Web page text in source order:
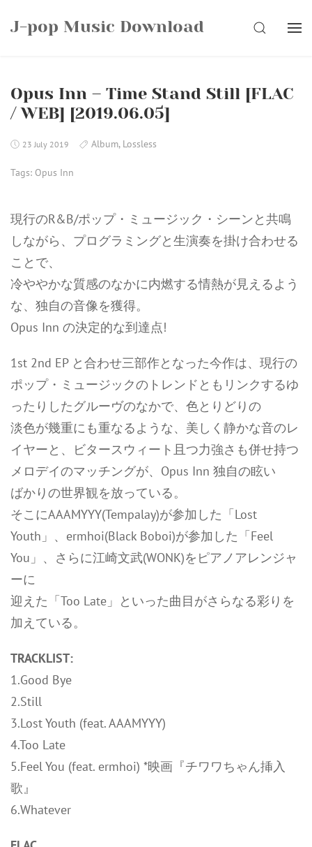
J-pop Music Download SEARCH
Opus Inn – Time Stand Still [FLAC
/ WEB] [2019.06.05]
23 July 2019 Album, Lossless
Tags: Opus Inn
現行のR&B/ポップ・ミュージック・シーンと共鳴
しながら、プログラミングと生演奏を掛け合わせる
ことで、
冷ややかな質感のなかに内燃する情熱が見えるよう
な、独自の音像を獲得。
Opus Inn の決定的な到達点!
1st 2nd EP と合わせ三部作となった今作は、現行の
ポップ・ミュージックのトレンドともリンクするゆ
ったりしたグルーヴのなかで、色とりどりの
淡色が幾重にも重なるような、美しく静かな音のレ
イヤーと、ビタースウィート且つ力強さも併せ持つ
メロデイのマッチングが、Opus Inn 独自の眩い
ばかりの世界観を放っている。
そこにAAAMYYY(Tempalay)が参加した「Lost
Youth」、ermhoi(Black Boboi)が参加した「Feel
You」、さらに江崎文武(WONK)をピアノアレンジャ
ーに
迎えた「Too Late」といった曲目がさらなる彩りを
加えている。
TRACKLIST:
1.Good Bye
2.Still
3.Lost Youth (feat. AAAMYYY)
4.Too Late
5.Feel You (feat. ermhoi) *映画『チワワちゃん挿入
歌』
6.Whatever